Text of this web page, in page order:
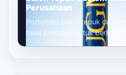
Perusahaan
Portofolio balon tepuk
hasil produksi untuk berbagai
mulai dari gathering, seminar,